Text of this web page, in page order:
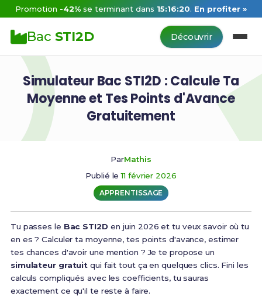
Promotion -42% se terminant dans15:16:19. En profiter »
Bac STI2D Découvrir
Simulateur Bac STI2D : Calcule Ta
Moyenne et Tes Points d'Avance
Gratuitement
ParMathis
Publié le11 février 2026
APPRENTISSAGE
Tu passes le Bac STI2D en juin 2026 et tu veux savoir où tu
en es ? Calculer ta moyenne, tes points d'avance, estimer
tes chances d'avoir une mention ? Je te propose un
simulateur gratuit qui fait tout ça en quelques clics. Fini les
calculs compliqués avec les coefficients, tu sauras
exactement ce qu'il te reste à faire.